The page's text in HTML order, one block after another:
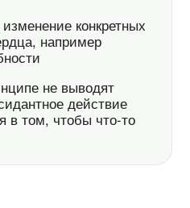
конкретных
например
не выводят
действие
в том, чтобы что-то